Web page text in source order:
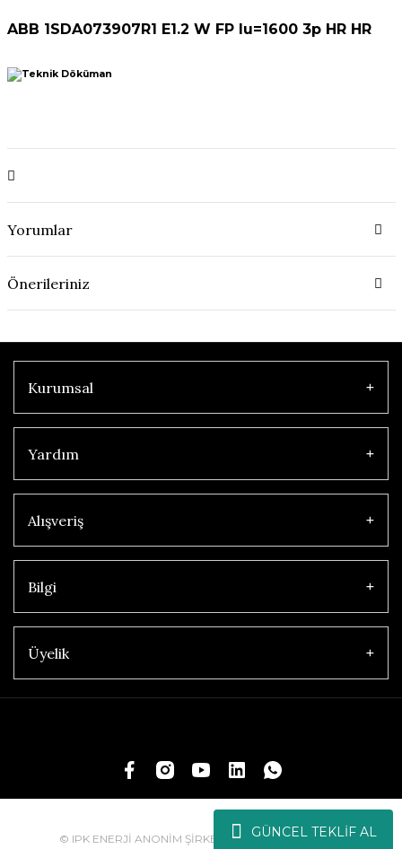
GÜNCEL TEKLİF AL
ABB 1SDA073907R1 E1.2 W FP Iu=1600 3p HR HR
Yorumlar
Önerileriniz
Kurumsal
Yardım
Alışveriş
Bilgi
Üyelik
© IPK ENERJİ ANONİM ŞİRKETİ | Tüm Hakları Saklıdır.